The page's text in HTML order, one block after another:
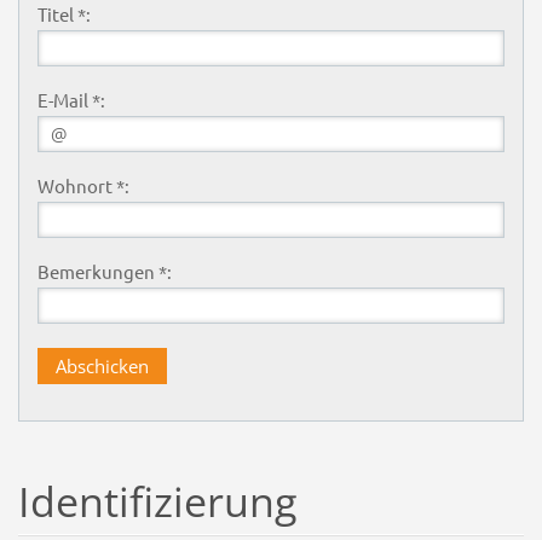
Titel *:
E-Mail *:
Wohnort *:
Bemerkungen *:
Identifizierung